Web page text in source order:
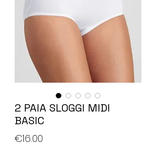
2 PAIA SLOGGI MIDI
BASIC
€16.00